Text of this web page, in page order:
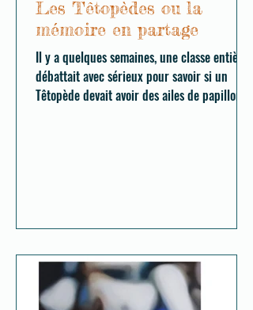
Les Têtopèdes ou la
mémoire en partage
Il y a quelques semaines, une classe entière
débattait avec sérieux pour savoir si un
Têtopède devait avoir des ailes de papillon,